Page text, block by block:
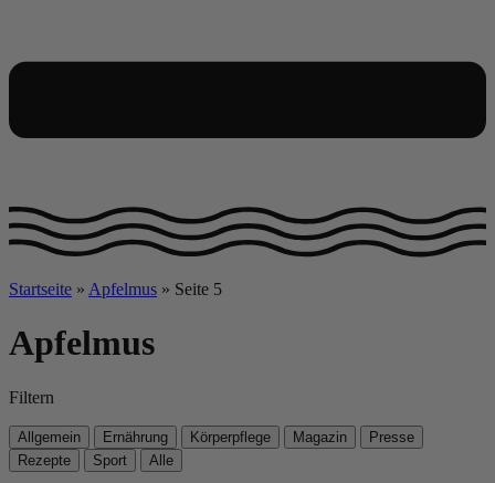
Startseite » Apfelmus » Seite 5
Apfelmus
Filtern
Allgemein Ernährung Körperpflege Magazin
Presse
Rezepte
Sport Alle